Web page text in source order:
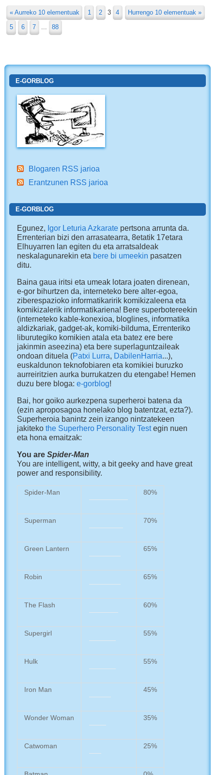
« Aurreko 10 elementuak Hurrengo 10 elementuak »
1 2 3 4
5 6 7 ... 88
E-GORBLOG
Blogaren RSS jarioa
Erantzunen RSS jarioa
E-GORBLOG
Egunez, Igor Leturia Azkarate pertsona arrunta da.
Errenterian bizi den arrasatearra, 8etatik 17etara
Elhuyarren lan egiten du eta arratsaldeak
neskalagunarekin eta bere bi umeekin pasatzen
ditu.
Baina gaua iritsi eta umeak lotara joaten direnean,
e-gor bihurtzen da, interneteko bere alter-egoa,
ziberespazioko informatikaririk komikizaleena eta
komikizalerik informatikariena! Bere superbotereekin
(interneteko kable-konexioa, bloglines, informatika
aldizkariak, gadget-ak, komiki-bilduma, Errenteriko
liburutegiko komikien atala eta batez ere bere
jakinmin aseezina) eta bere superlaguntzaileak
ondoan dituela (Patxi Lurra, DabilenHarria...),
euskaldunon teknofobiaren eta komikiei buruzko
aurreiritzien aurka burrukatzen du etengabe! Hemen
duzu bere bloga:e-gorblog!
Bai, hor goiko aurkezpena superheroi batena da
(ezin aproposagoa honelako blog batentzat, ezta?).
Superheroia banintz zein izango nintzatekeen
jakitekothe Superhero Personality Testegin nuen
eta hona emaitzak:
You areSpider-Man
You are intelligent, witty, a bit geeky and have great
power and responsibility.
Spider-Man 80%
Superman 70%
Green Lantern 65%
Robin 65%
The Flash 60%
Supergirl 55%
Hulk 55%
Iron Man 45%
Wonder Woman 35%
Catwoman 25%